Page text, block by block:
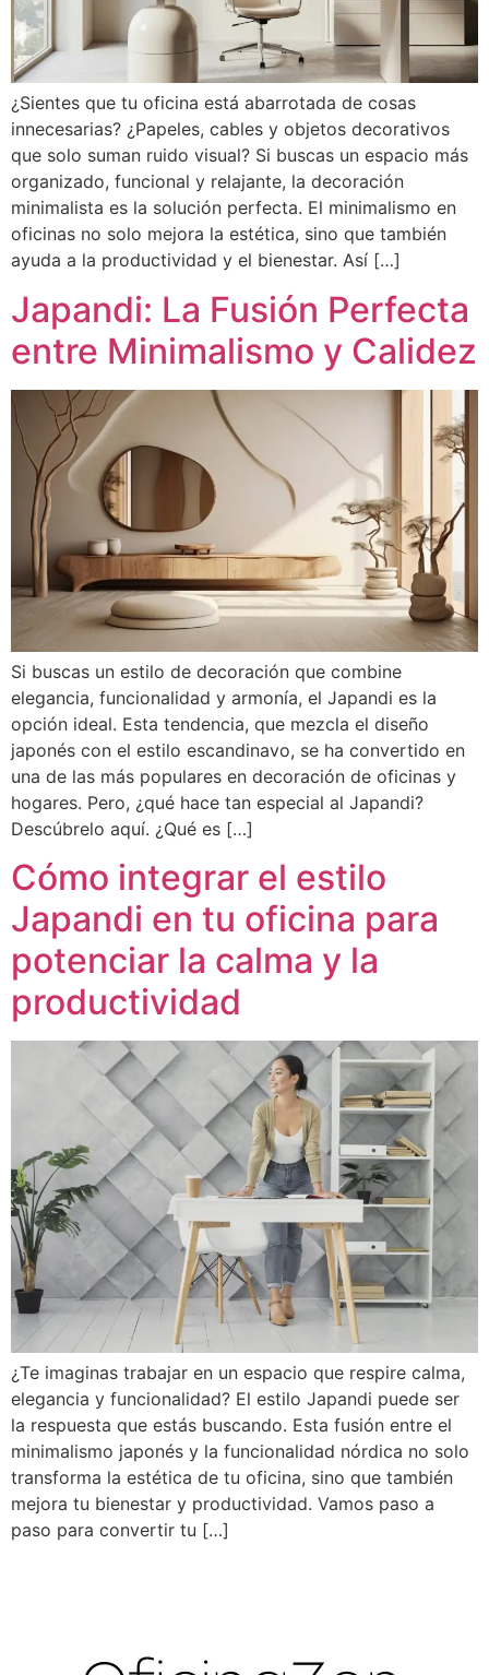
¿Sientes que tu oficina está abarrotada de cosas
innecesarias? ¿Papeles, cables y objetos decorativos
que solo suman ruido visual? Si buscas un espacio más
organizado, funcional y relajante, la decoración
minimalista es la solución perfecta. El minimalismo en
oficinas no solo mejora la estética, sino que también
ayuda a la productividad y el bienestar. Así […]
Japandi: La Fusión Perfecta
entre Minimalismo y Calidez
Si buscas un estilo de decoración que combine
elegancia, funcionalidad y armonía, el Japandi es la
opción ideal. Esta tendencia, que mezcla el diseño
japonés con el estilo escandinavo, se ha convertido en
una de las más populares en decoración de oficinas y
hogares. Pero, ¿qué hace tan especial al Japandi?
Descúbrelo aquí. ¿Qué es […]
Cómo integrar el estilo
Japandi en tu oficina para
potenciar la calma y la
productividad
¿Te imaginas trabajar en un espacio que respire calma,
elegancia y funcionalidad? El estilo Japandi puede ser
la respuesta que estás buscando. Esta fusión entre el
minimalismo japonés y la funcionalidad nórdica no solo
transforma la estética de tu oficina, sino que también
mejora tu bienestar y productividad. Vamos paso a
paso para convertir tu […]